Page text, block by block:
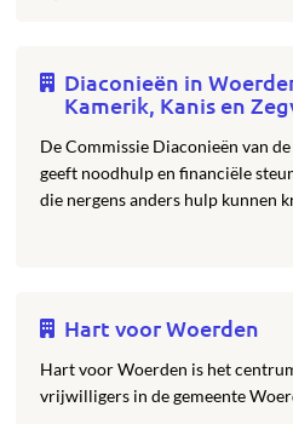
Diaconieën in
Kamerik, Kanis en
De Commissie Diaconieën van
geeft noodhulp en financiële
die nergens anders hulp kunnen
Hart voor Woerden
Hart voor Woerden is het
vrijwilligers in de gemeente